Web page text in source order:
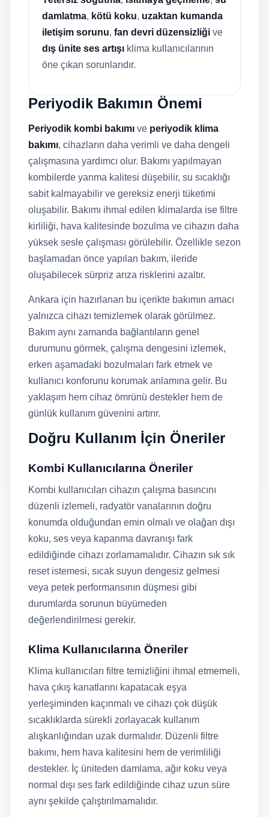
damlatma, kötü koku, uzaktan kumanda
iletişim sorunu, fan devri düzensizliği ve
dış ünite ses artışı klima kullanıcılarının
öne çıkan sorunlarıdır.
Periyodik Bakımın Önemi
Periyodik kombi bakımı ve periyodik klima
bakımı, cihazların daha verimli ve daha dengeli
çalışmasına yardımcı olur. Bakımı yapılmayan
kombilerde yanma kalitesi düşebilir, su sıcaklığı
sabit kalmayabilir ve gereksiz enerji tüketimi
oluşabilir. Bakımı ihmal edilen klimalarda ise filtre
kirliliği, hava kalitesinde bozulma ve cihazın daha
yüksek sesle çalışması görülebilir. Özellikle sezon
başlamadan önce yapılan bakım, ileride
oluşabilecek sürpriz arıza risklerini azaltır.
Ankara için hazırlanan bu içerikte bakımın amacı
yalnızca cihazı temizlemek olarak görülmez.
Bakım aynı zamanda bağlantıların genel
durumunu görmek, çalışma dengesini izlemek,
erken aşamadaki bozulmaları fark etmek ve
kullanıcı konforunu korumak anlamına gelir. Bu
yaklaşım hem cihaz ömrünü destekler hem de
günlük kullanım güvenini artırır.
Doğru Kullanım İçin Öneriler
Kombi Kullanıcılarına Öneriler
Kombi kullanıcıları cihazın çalışma basıncını
düzenli izlemeli, radyatör vanalarının doğru
konumda olduğundan emin olmalı ve olağan dışı
koku, ses veya kapanma davranışı fark
edildiğinde cihazı zorlamamalıdır. Cihazın sık sık
reset istemesi, sıcak suyun dengesiz gelmesi
veya petek performansının düşmesi gibi
durumlarda sorunun büyümeden
değerlendirilmesi gerekir.
Klima Kullanıcılarına Öneriler
Klima kullanıcıları filtre temizliğini ihmal etmemeli,
hava çıkış kanatlarını kapatacak eşya
yerleşiminden kaçınmalı ve cihazı çok düşük
sıcaklıklarda sürekli zorlayacak kullanım
alışkanlığından uzak durmalıdır. Düzenli filtre
bakımı, hem hava kalitesini hem de verimliliği
destekler. İç üniteden damlama, ağır koku veya
normal dışı ses fark edildiğinde cihaz uzun süre
aynı şekilde çalıştırılmamalıdır.